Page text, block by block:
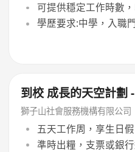
可提供穩定工作時數
學歷要求:中學，入職
到校 成長的天空計劃
獅子山社會服務機構有限公司
五天工作周，享生日假
準時出糧，支票或銀